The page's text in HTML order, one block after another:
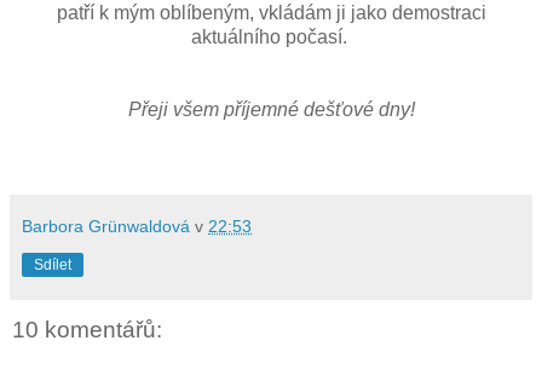
patří k mým oblíbeným, vkládám ji jako demostraci
aktuálního počasí.
Přeji všem příjemné dešťové dny!
Barbora Grünwaldová v 22:53
Sdílet
10 komentářů: